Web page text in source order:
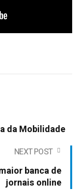
da Mobilidade
NEXT POST
banca de
jornais online